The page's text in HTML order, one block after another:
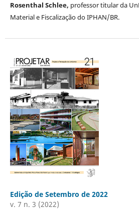
Rosenthal Schlee, professor titular da
Material e Fiscalização do IPHAN/BR.
Edição de Setembro de 2022
v. 7 n. 3 (2022)